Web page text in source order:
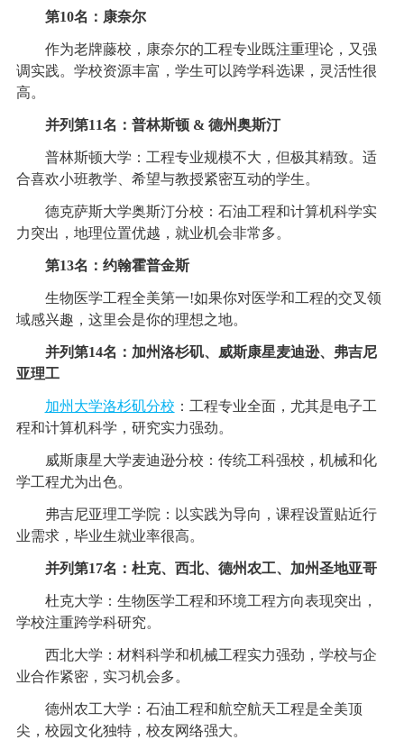
第10名：康奈尔
作为老牌藤校，康奈尔的工程专业既注重理论，又强
调实践。学校资源丰富，学生可以跨学科选课，灵活性很
高。
并列第11名：普林斯顿 & 德州奥斯汀
普林斯顿大学：工程专业规模不大，但极其精致。适
合喜欢小班教学、希望与教授紧密互动的学生。
德克萨斯大学奥斯汀分校：石油工程和计算机科学实
力突出，地理位置优越，就业机会非常多。
第13名：约翰霍普金斯
生物医学工程全美第一!如果你对医学和工程的交叉领
域感兴趣，这里会是你的理想之地。
并列第14名：加州洛杉矶、威斯康星麦迪逊、弗吉尼
亚理工
加州大学洛杉矶分校 ：工程专业全面，尤其是电子工
程和计算机科学，研究实力强劲。
威斯康星大学麦迪逊分校：传统工科强校，机械和化
学工程尤为出色。
弗吉尼亚理工学院：以实践为导向，课程设置贴近行
业需求，毕业生就业率很高。
并列第17名：杜克、西北、德州农工、加州圣地亚哥
杜克大学：生物医学工程和环境工程方向表现突出，
学校注重跨学科研究。
西北大学：材料科学和机械工程实力强劲，学校与企
业合作紧密，实习机会多。
德州农工大学：石油工程和航空航天工程是全美顶
尖，校园文化独特，校友网络强大。